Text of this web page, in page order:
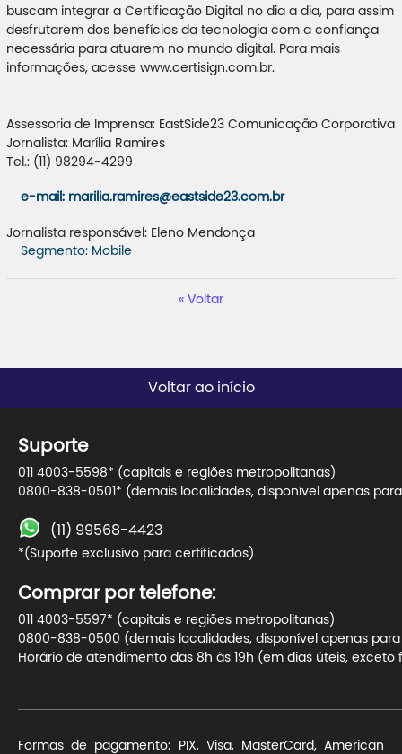
buscam integrar a Certificação Digital no dia a dia, para assim
desfrutarem dos benefícios da tecnologia com a confiança
necessária para atuarem no mundo digital. Para mais
informações, acesse www.certisign.com.br.
Assessoria de Imprensa: EastSide23 Comunicação Corporativa
Jornalista: Marília Ramires
Tel.: (11) 98294-4299
e-mail: marilia.ramires@eastside23.com.br
Jornalista responsável: Eleno Mendonça
Segmento: Mobile
Voltar
Voltar ao início
Suporte
011 4003-5598* (capitais e regiões metropolitanas)
0800-838-0501* (demais localidades, disponível apenas
(11) 99568-4423
*(Suporte exclusivo para certificados)
Comprar por telefone:
011 4003-5597* (capitais e regiões metropolitanas)
0800-838-0500 (demais localidades, disponível apenas
Horário de atendimento das 8h às 19h (em dias úteis, exceto
Formas de pagamento: PIX, Visa, MasterCard, American